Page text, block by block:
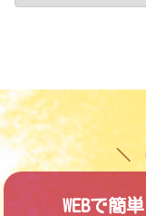
WEBで簡